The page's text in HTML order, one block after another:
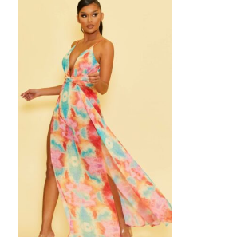
PRODUCTO
MÚLTIPLES
VARIANTES.
LAS
OPCIONES
PUEDEN
ELEGIR